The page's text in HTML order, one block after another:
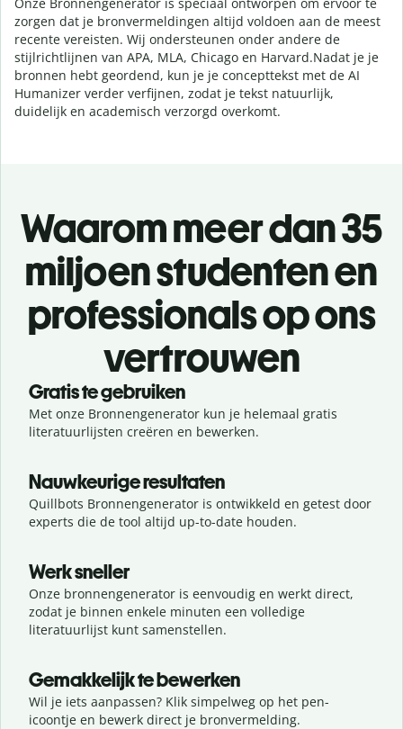
zorgen dat je bronvermeldingen altijd voldoen aan de meest
recente vereisten. Wij ondersteunen onder andere de
stijlrichtlijnen van APA, MLA, Chicago en Harvard.Nadat je je
bronnen hebt geordend, kun je je concepttekst met de AI
Humanizer verder verfijnen, zodat je tekst natuurlijk,
duidelijk en academisch verzorgd overkomt.
Waarom meer dan 35
miljoen studenten en
professionals op ons
vertrouwen
Gratis te gebruiken
Met onze Bronnengenerator kun je helemaal gratis
literatuurlijsten creëren en bewerken.
Nauwkeurige resultaten
Quillbots Bronnengenerator is ontwikkeld en getest door
experts die de tool altijd up-to-date houden.
Werk sneller
Onze bronnengenerator is eenvoudig en werkt direct,
zodat je binnen enkele minuten een volledige
literatuurlijst kunt samenstellen.
Gemakkelijk te bewerken
Wil je iets aanpassen? Klik simpelweg op het pen-
icoontje en bewerk direct je bronvermelding.